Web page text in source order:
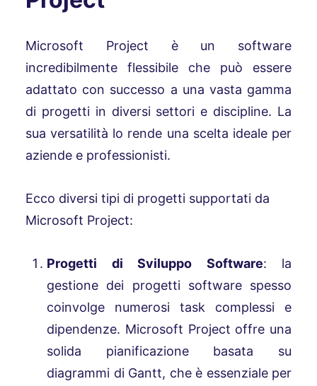
Microsoft Project è un software
incredibilmente flessibile che può essere
adattato con successo a una vasta gamma
di progetti in diversi settori e discipline. La
sua versatilità lo rende una scelta ideale per
aziende e professionisti.
Ecco diversi tipi di progetti supportati da
Microsoft Project:
Progetti di Sviluppo Software: la
gestione dei progetti software spesso
coinvolge numerosi task complessi e
dipendenze. Microsoft Project offre una
solida pianificazione basata su
diagrammi di Gantt, che è essenziale per